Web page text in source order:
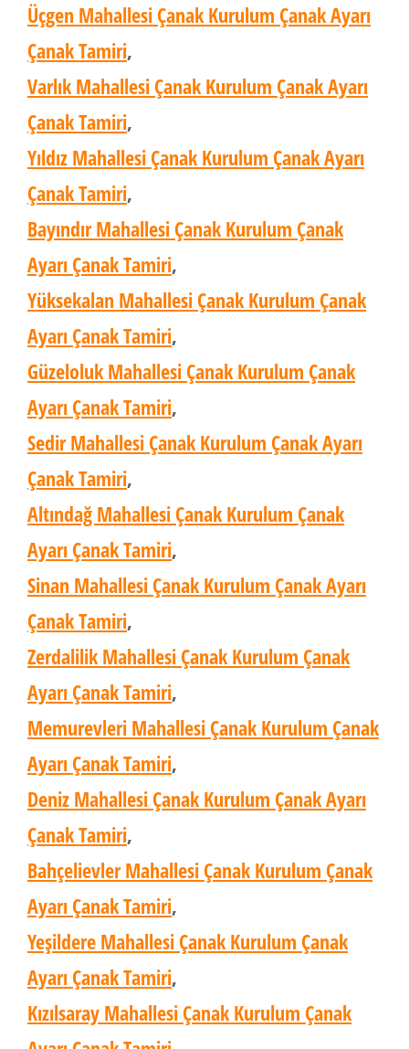
Üçgen Mahallesi Çanak Kurulum Çanak Ayarı
Çanak Tamiri,
Varlık Mahallesi Çanak Kurulum Çanak Ayarı
Çanak Tamiri,
Yıldız Mahallesi Çanak Kurulum Çanak Ayarı
Çanak Tamiri,
Bayındır Mahallesi Çanak Kurulum Çanak
Ayarı Çanak Tamiri,
Yüksekalan Mahallesi Çanak Kurulum Çanak
Ayarı Çanak Tamiri,
Güzeloluk Mahallesi Çanak Kurulum Çanak
Ayarı Çanak Tamiri,
Sedir Mahallesi Çanak Kurulum Çanak Ayarı
Çanak Tamiri,
Altındağ Mahallesi Çanak Kurulum Çanak
Ayarı Çanak Tamiri,
Sinan Mahallesi Çanak Kurulum Çanak Ayarı
Çanak Tamiri,
Zerdalilik Mahallesi Çanak Kurulum Çanak
Ayarı Çanak Tamiri,
Memurevleri Mahallesi Çanak Kurulum Çanak
Ayarı Çanak Tamiri,
Deniz Mahallesi Çanak Kurulum Çanak Ayarı
Çanak Tamiri,
Bahçelievler Mahallesi Çanak Kurulum Çanak
Ayarı Çanak Tamiri,
Yeşildere Mahallesi Çanak Kurulum Çanak
Ayarı Çanak Tamiri,
Kızılsaray Mahallesi Çanak Kurulum Çanak